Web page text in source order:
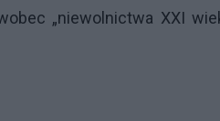
„niewolnictwa XXI